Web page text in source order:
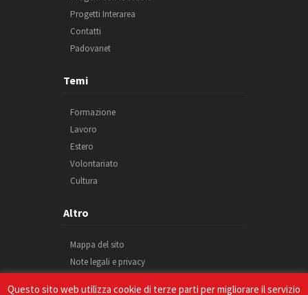
Progetti Interarea
Contatti
Padovanet
Temi
Formazione
Lavoro
Estero
Volontariato
Cultura
Altro
Mappa del sito
Note legali e privacy
Questo sito web utilizza cookie di terze parti per migliorare il servizio